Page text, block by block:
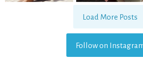
Load More Posts
Follow on